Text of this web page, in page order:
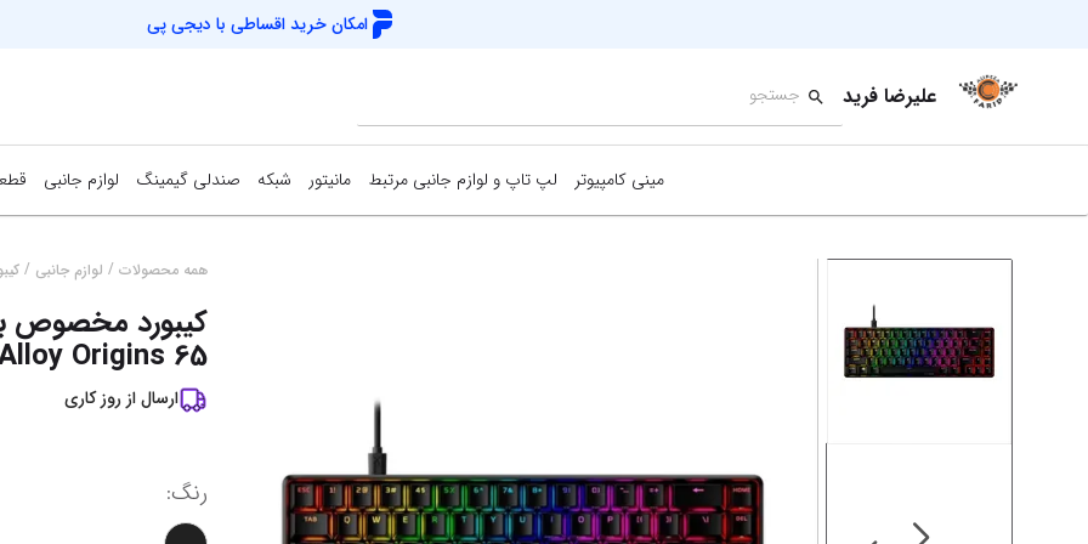
امکان خرید اقساطی با دیجی پی
علیرضا فرید
مینی کامپیوتر لپ تاپ و لوازم جانبی مرتبط مانیتور شبکه
کارت شبکه
Access Point
مودم / روتر
نمایش همه محصولات
صندلی گیمینگ لوازم جانبی
دسته بازی
کیبورد و موس
فن کیس
همه محصولات / لوازم جانبی /
کیبورد مخصوص
Origins 65
ارسال از روز کاری
رنگ: